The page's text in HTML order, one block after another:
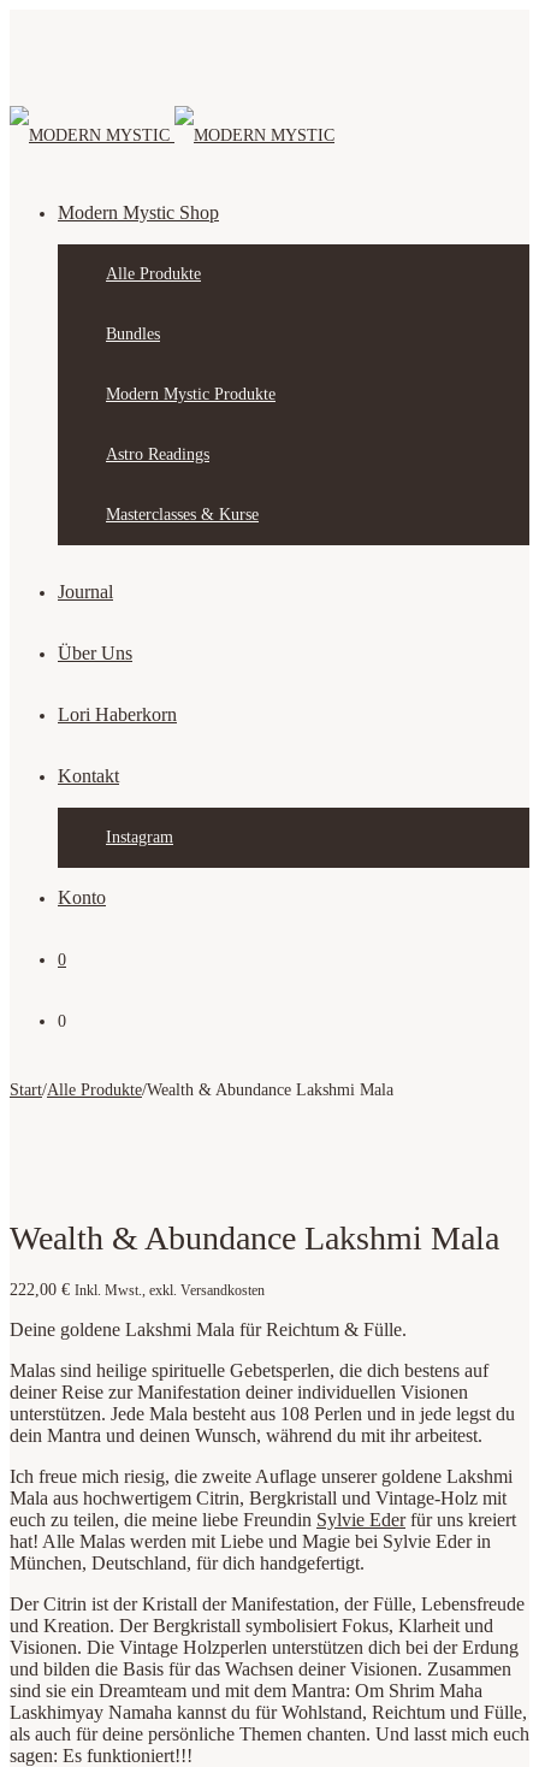
Modern Mystic Shop
Alle Produkte
Bundles
Modern Mystic Produkte
Astro Readings
Masterclasses & Kurse
Journal
Über Uns
Lori Haberkorn
Kontakt
Instagram
Konto
0
0
Start/Alle Produkte/Wealth & Abundance Lakshmi Mala
Wealth & Abundance Lakshmi Mala
222,00 € Inkl. Mwst., exkl. Versandkosten
Deine goldene Lakshmi Mala für Reichtum & Fülle.
Malas sind heilige spirituelle Gebetsperlen, die dich bestens auf
deiner Reise zur Manifestation deiner individuellen Visionen
unterstützen. Jede Mala besteht aus 108 Perlen und in jede legst du
dein Mantra und deinen Wunsch, während du mit ihr arbeitest.
Ich freue mich riesig, die zweite Auflage unserer goldene Lakshmi
Mala aus hochwertigem Citrin, Bergkristall und Vintage-Holz mit
euch zu teilen, die meine liebe Freundin Sylvie Ederfür uns kreiert
hat! Alle Malas werden mit Liebe und Magie bei Sylvie Eder in
München, Deutschland, für dich handgefertigt.
Der Citrin ist der Kristall der Manifestation, der Fülle, Lebensfreude
und Kreation. Der Bergkristall symbolisiert Fokus, Klarheit und
Visionen. Die Vintage Holzperlen unterstützen dich bei der Erdung
und bilden die Basis für das Wachsen deiner Visionen. Zusammen
sind sie ein Dreamteam und mit dem Mantra: Om Shrim Maha
Laskhimyay Namaha kannst du für Wohlstand, Reichtum und Fülle,
als auch für deine persönliche Themen chanten. Und lasst mich euch
sagen: Es funktioniert!!!